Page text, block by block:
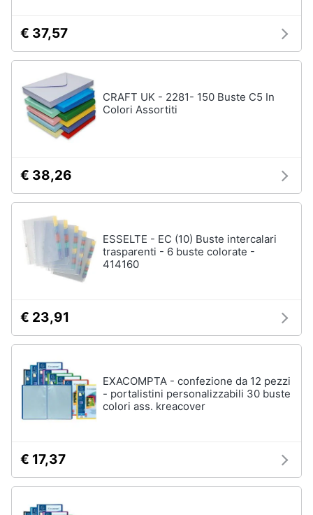
€ 37,57
CRAFT UK - 2281- 150 Buste C5 In
Colori Assortiti
€ 38,26
ESSELTE - EC (10) Buste intercalari
trasparenti - 6 buste colorate -
414160
€ 23,91
EXACOMPTA - confezione da 12 pezzi
- portalistini personalizzabili 30 buste
colori ass. kreacover
€ 17,37